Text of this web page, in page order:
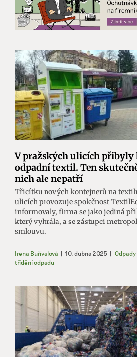
V pražských ulicích přibyly
odpadní textil. Ten
nich ale nepatří
Třicítku nových kontejnerů na
ulicích provozuje společnost
informovaly, firma se jako jediná
který vyhrála, a se zástupci
smlouvu.
Irena Buřívalová | 10. dubna 2025 | Odpady
třídění odpadu